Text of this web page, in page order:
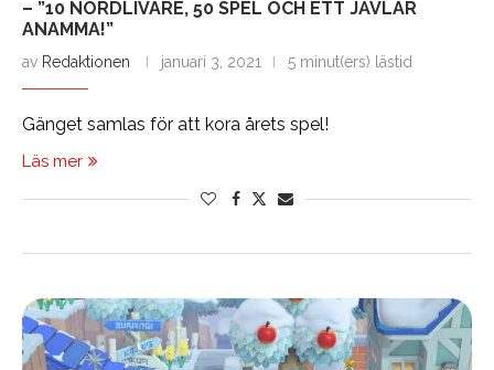
– ”10 NÖRDLIVARE, 50 SPEL OCH ETT JÄVLAR
ANAMMA!”
av Redaktionen januari 3, 2021 5 minut(ers) lästid
Gänget samlas för att kora årets spel!
Läs mer